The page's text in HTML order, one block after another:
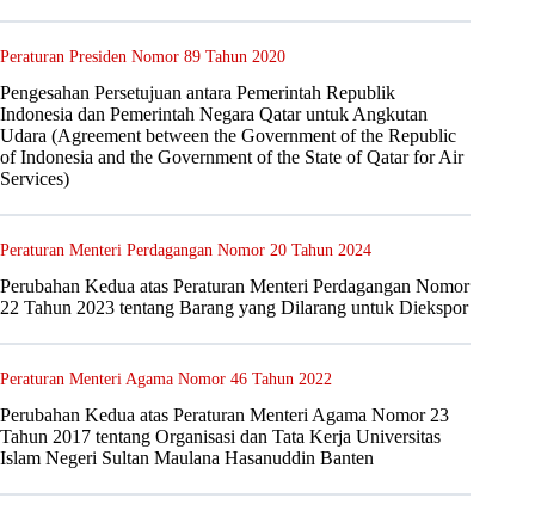
Peraturan Presiden Nomor 89 Tahun 2020
Pengesahan Persetujuan antara Pemerintah Republik
Indonesia dan Pemerintah Negara Qatar untuk Angkutan
Udara (Agreement between the Government of the Republic
of Indonesia and the Government of the State of Qatar for Air
Services)
Peraturan Menteri Perdagangan Nomor 20 Tahun 2024
Perubahan Kedua atas Peraturan Menteri Perdagangan Nomor
22 Tahun 2023 tentang Barang yang Dilarang untuk Diekspor
Peraturan Menteri Agama Nomor 46 Tahun 2022
Perubahan Kedua atas Peraturan Menteri Agama Nomor 23
Tahun 2017 tentang Organisasi dan Tata Kerja Universitas
Islam Negeri Sultan Maulana Hasanuddin Banten